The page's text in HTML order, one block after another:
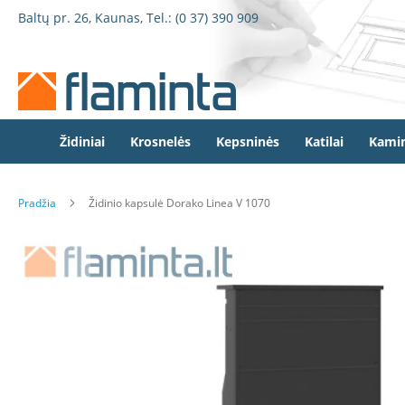
Pereiti
Baltų pr. 26, Kaunas, Tel.: (0 37) 390 909
Židinio
Dorako
Linea
Spartherm
Seguin
Židiniai Krosnelės Kepsninės Katilai
Pradžia Židinio kapsulė Dorako Linea V 1070
Eiti
galerijos